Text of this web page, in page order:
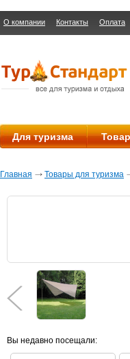
О компании Контакты Оплата
Для туризма
Главная Товары для туризма
Вы недавно посещали: